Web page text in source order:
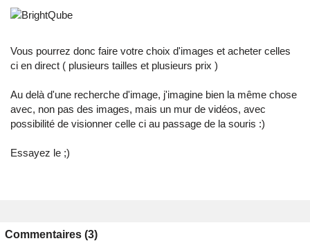
Vous pourrez donc faire votre choix d'images et acheter celles
ci en direct ( plusieurs tailles et plusieurs prix )
Au delà d'une recherche d'image, j'imagine bien la même chose
avec, non pas des images, mais un mur de vidéos, avec
possibilité de visionner celle ci au passage de la souris :)
Essayez le ;)
Commentaires (3)